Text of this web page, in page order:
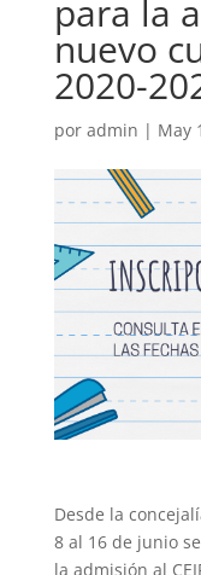
para la
nuevo
2020-
por admin | May
Desde la
8 al 16 de junio
la admisión al